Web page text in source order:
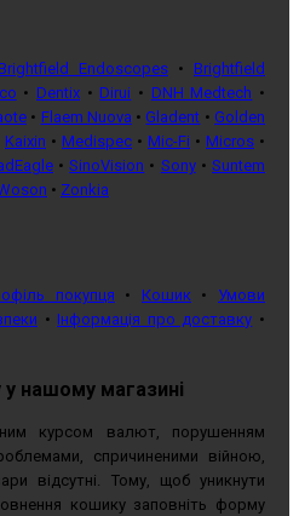
Endoscopes • Brightfield
•Dentix •Dirui • DNH Medtech •
• Flaem Nuova •Gladent •Golden
Kaixin • Medispec • Mic-Fi • Micros •
•SinoVision • Sony•Suntem
• Zonkia
покупця • Кошик• Умови
•Інформація про доставку •
нашому магазині
курсом валют, порушенням
спричиненими війною,
відсутні. Тому, щоб уникнути
кошику заповніть форму